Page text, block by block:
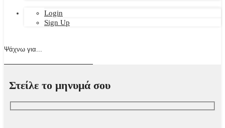
Login
Sign Up
Στείλε το μηνυμά σου